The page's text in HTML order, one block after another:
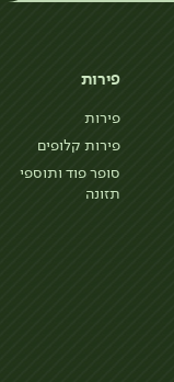
פירות
פירות
פירות קלופים
סופר פוד ותוספי
תזונה